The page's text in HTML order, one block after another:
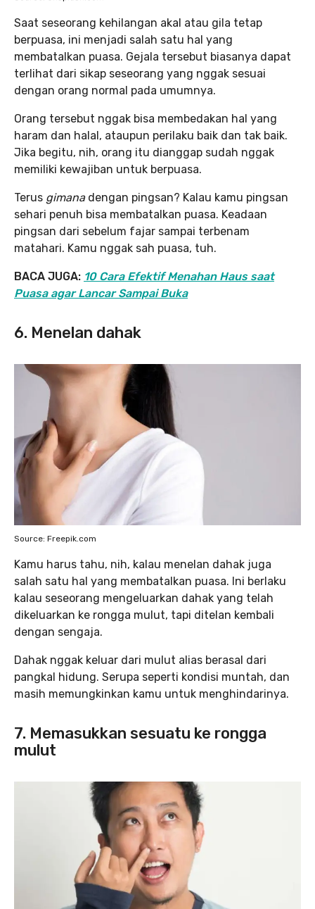
Saat seseorang kehilangan akal atau gila tetap
berpuasa, ini menjadi salah satu hal yang
membatalkan puasa. Gejala tersebut biasanya dapat
terlihat dari sikap seseorang yang nggak sesuai
dengan orang normal pada umumnya.
Orang tersebut nggak bisa membedakan hal yang
haram dan halal, ataupun perilaku baik dan tak baik.
Jika begitu, nih, orang itu dianggap sudah nggak
memiliki kewajiban untuk berpuasa.
Terus gimanadengan pingsan? Kalau kamu pingsan
sehari penuh bisa membatalkan puasa. Keadaan
pingsan dari sebelum fajar sampai terbenam
matahari. Kamu nggak sah puasa, tuh.
BACA JUGA: 10 Cara Efektif Menahan Haus saat
Puasa agar Lancar Sampai Buka
6. Menelan dahak
Source: Freepik.com
Kamu harus tahu, nih, kalau menelan dahak juga
salah satu hal yang membatalkan puasa. Ini berlaku
kalau seseorang mengeluarkan dahak yang telah
dikeluarkan ke rongga mulut, tapi ditelan kembali
dengan sengaja.
Dahak nggak keluar dari mulut alias berasal dari
pangkal hidung. Serupa seperti kondisi muntah, dan
masih memungkinkan kamu untuk menghindarinya.
7. Memasukkan sesuatu ke rongga
mulut